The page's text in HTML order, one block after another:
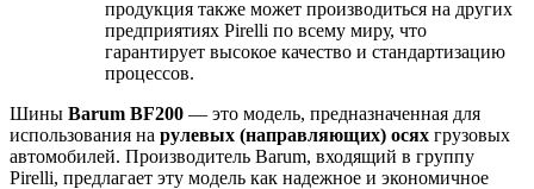
продукция также может производиться на других
предприятиях Pirelli по всему миру, что
гарантирует высокое качество и стандартизацию
процессов.
Шины Barum BF200 — это модель, предназначенная для
использования на рулевых (направляющих) осях грузовых
автомобилей. Производитель Barum, входящий в группу
Pirelli, предлагает эту модель как надежное и экономичное